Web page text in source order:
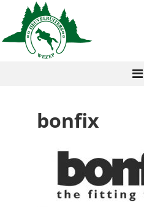
bonfix